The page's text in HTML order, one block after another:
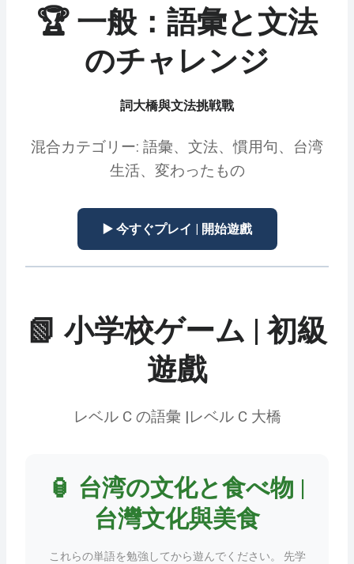
🏆 一般：語彙と文法
のチャレンジ
詞大橋與文法挑戦戰
混合カテゴリー: 語彙、文法、慣用句、台湾
生活、変わったもの
▶️ 今すぐプレイ | 開始遊戲
📗 小学校ゲーム | 初級
遊戲
レベル C の語彙 |レベル C 大橋
🏮 台湾の文化と食べ物 |
台灣文化與美食
これらの単語を勉強してから遊んでください。 先学